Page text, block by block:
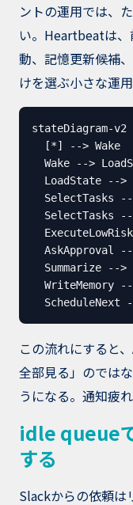
ントの運用では、
い。Heartbeatは
動、記憶更新候補
けを選ぶ小さな運
stateDiagram-v2
  [*] --> Wake
Wake -->
LoadState -->
SelectTasks
SelectTasks --
AskApproval
Summarize -->
WriteMemory
ScheduleNext
この流れにすると
全部見る」のでは
うになる。通知疲
idle queue
する
Slackからの依頼は